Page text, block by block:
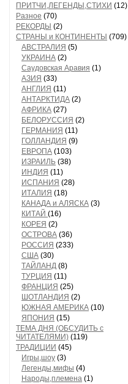
ПРИТЧИ,ЛЕГЕНДЫ,СТИХИ (12)
Разное (70)
РЕКОРДЫ (2)
СТРАНЫ и КОНТИНЕНТЫ (709)
АВСТРАЛИЯ (5)
УКРАИНА (2)
Саудовская Аравия (1)
АЗИЯ (33)
АНГЛИЯ (11)
АНТАРКТИДА (2)
АФРИКА (27)
БЕЛОРУССИЯ (2)
ГЕРМАНИЯ (11)
ГОЛЛАНДИЯ (9)
ЕВРОПА (103)
ИЗРАИЛЬ (38)
ИНДИЯ (11)
ИСПАНИЯ (28)
ИТАЛИЯ (18)
КАНАДА и АЛЯСКА (3)
КИТАЙ (16)
КОРЕЯ (2)
ОСТРОВА (36)
РОССИЯ (233)
США (30)
ТАЙЛАНД (8)
ТУРЦИЯ (11)
ФРАНЦИЯ (25)
ШОТЛАНДИЯ (2)
ЮЖНАЯ АМЕРИКА (10)
ЯПОНИЯ (15)
ТЕМА ДНЯ (ОБСУДИТЬ с
ЧИТАТЕЛЯМИ) (119)
ТРАДИЦИИ (45)
Игры,шоу (3)
Легенды,мифы (4)
Народы,племена (1)